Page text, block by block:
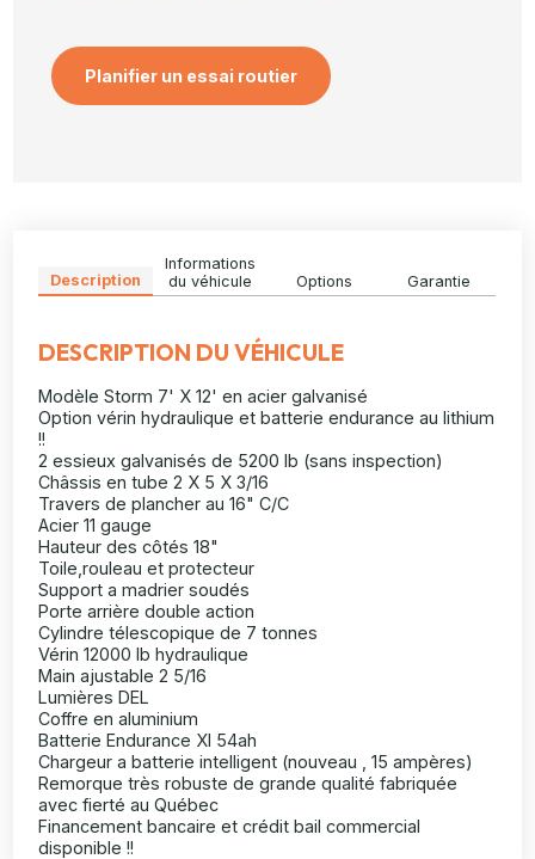
Planifier un essai routier
Description
Informations
du véhicule
Options Garantie
DESCRIPTION DU VÉHICULE
Modèle Storm 7' X 12' en acier galvanisé
Option vérin hydraulique et batterie endurance au lithium
!!
2 essieux galvanisés de 5200 lb (sans inspection)
Châssis en tube 2 X 5 X 3/16
Travers de plancher au 16" C/C
Acier 11 gauge
Hauteur des côtés 18"
Toile,rouleau et protecteur
Support a madrier soudés
Porte arrière double action
Cylindre télescopique de 7 tonnes
Vérin 12000 lb hydraulique
Main ajustable 2 5/16
Lumières DEL
Coffre en aluminium
Batterie Endurance XI 54ah
Chargeur a batterie intelligent (nouveau , 15 ampères)
Remorque très robuste de grande qualité fabriquée
avec fierté au Québec
Financement bancaire et crédit bail commercial
disponible !!